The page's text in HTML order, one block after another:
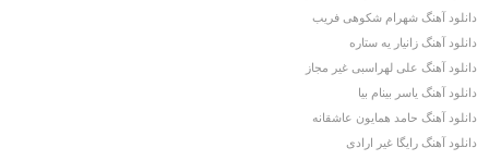
دانلود آهنگ شهرام شکوهی فریب
دانلود آهنگ زانیار یه ستاره
دانلود آهنگ علی لهراسبی غیر مجاز
دانلود آهنگ یاسر بینام بیا
دانلود آهنگ حامد همایون عاشقانه
دانلود آهنگ رایگا غیر ارادی